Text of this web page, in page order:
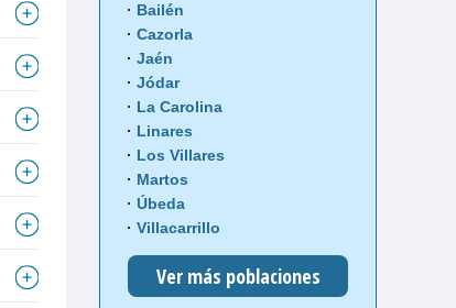
Bailén
Cazorla
Jaén
Jódar
La Carolina
Linares
Los Villares
Martos
Úbeda
Villacarrillo
Ver más poblaciones